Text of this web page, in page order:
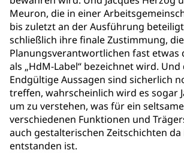
Meuron, die in einer
bis zuletzt an der Ausführung
schließlich ihre finale Zustimmung,
Planungsverantwortlichen fast etwas
als „HdM-Label“ bezeichnet wird.
Endgültige Aussagen sind sicherlich
treffen, wahrscheinlich wird es sogar
um zu verstehen, was für ein
verschiedenen Funktionen und
auch gestalterischen Zeitschichten
entstanden ist.